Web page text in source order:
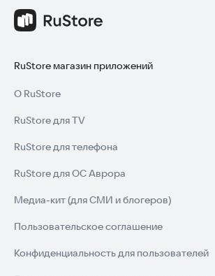
RuStore магазин приложений
О RuStore
RuStore для TV
RuStore для телефона
RuStore для ОС Аврора
Медиа-кит (для СМИ и блогеров)
Пользовательское соглашение
Конфиденциальность для пользователей